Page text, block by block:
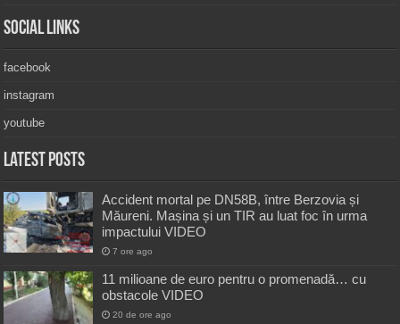
Social Links
facebook
instagram
youtube
Latest Posts
Accident mortal pe DN58B, între Berzovia și
Măureni. Mașina și un TIR au luat foc în urma
impactului VIDEO
7 ore ago
11 milioane de euro pentru o promenadă… cu
obstacole VIDEO
20 de ore ago